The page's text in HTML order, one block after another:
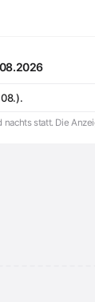
statt. Die